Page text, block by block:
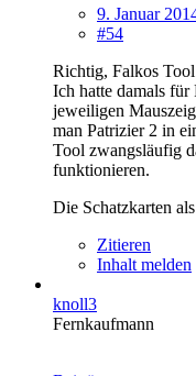
9. Januar
#54
Richtig, Falkos
Ich hatte damals
jeweiligen
man Patrizier 2 in
Tool zwangsläufig
funktionieren.
Die Schatzkarten als
Zitieren
Inhalt melden
knoll3
Fernkaufmann